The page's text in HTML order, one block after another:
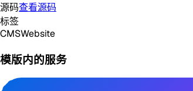
源码查看源码
标签
CMSWebsite
模版内的服务